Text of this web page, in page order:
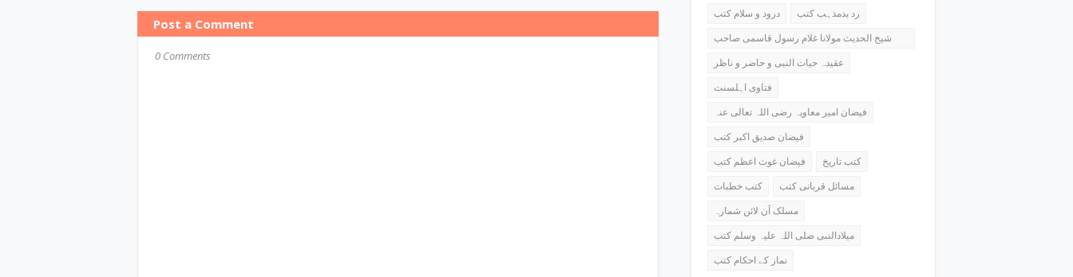
Post a Comment
0 Comments
درود و سلام کتب
رد بدمذہب کتب
شیخ الحدیث مولانا غلام رسول قاسمی صاحب
کتب
عقیدہ حیات النبی و حاضر و ناظر
فتاوی اہلسنت
فیضان امیر معاویہ رضی اللہ تعالی عنہ
فیضان صدیق اکبر کتب
فیضان غوث اعظم کتب
کتب تاریخ
کتب خطبات
مسائل قربانی کتب
مسلک آن لائن شمارہ
میلادالنبی صلی اللہ علیہ وسلم کتب
نماز کے احکام کتب